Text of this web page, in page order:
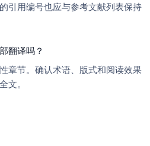
引用编号也应与参考文献列表保持
翻译吗？
章节。确认术语、版式和阅读效果
文。